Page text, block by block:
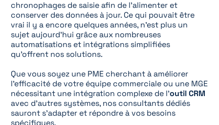
chronophages de saisie afin de l’alimenter et
conserver des données à jour. Ce qui pouvait être
vrai il y a encore quelques années, n’est plus un
sujet aujourd’hui grâce aux nombreuses
automatisations et intégrations simplifiées
qu’offrent nos solutions.
Que vous soyez une PME cherchant à améliorer
l’efficacité de votre équipe commerciale ou une MGE
nécessitant une intégration complexe de l’outil CRM
avec d’autres systèmes, nos consultants dédiés
sauront s’adapter et répondre à vos besoins
spécifiques.